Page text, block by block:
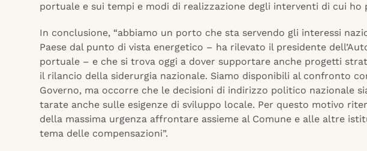
portuale e sui tempi e modi di realizzazione degli interventi di cui ho
In conclusione, “abbiamo un porto che sta servendo gli interessi
Paese dal punto di vista energetico – ha rilevato il presidente
portuale – e che si trova oggi a dover supportare anche progetti
il rilancio della siderurgia nazionale. Siamo disponibili al confronto
Governo, ma occorre che le decisioni di indirizzo politico nazionale
tarate anche sulle esigenze di sviluppo locale. Per questo motivo
della massima urgenza affrontare assieme al Comune e alle altre
tema delle compensazioni”.